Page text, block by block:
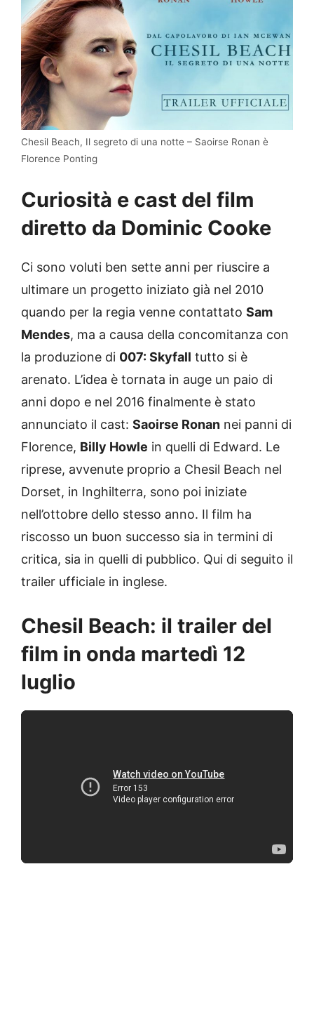
Chesil Beach, Il segreto di una notte – Saoirse Ronan è
Florence Ponting
Curiosità e cast del film
diretto da Dominic Cooke
Ci sono voluti ben sette anni per riuscire a
ultimare un progetto iniziato già nel 2010
quando per la regia venne contattato Sam
Mendes, ma a causa della concomitanza con
la produzione di 007: Skyfall tutto si è
arenato. L’idea è tornata in auge un paio di
anni dopo e nel 2016 finalmente è stato
annunciato il cast: Saoirse Ronan nei panni di
Florence, Billy Howle in quelli di Edward. Le
riprese, avvenute proprio a Chesil Beach nel
Dorset, in Inghilterra, sono poi iniziate
nell’ottobre dello stesso anno. Il film ha
riscosso un buon successo sia in termini di
critica, sia in quelli di pubblico. Qui di seguito il
trailer ufficiale in inglese.
Chesil Beach: il trailer del
film in onda martedì 12
luglio